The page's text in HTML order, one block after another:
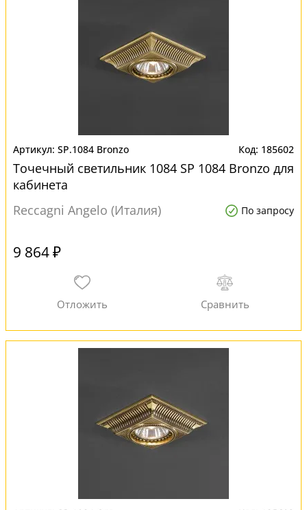
SP.1084 Bronzo 185602
Точечный светильник 1084 SP 1084 Bronzo для
кабинета
Reccagni Angelo (Италия)
По запросу
9 864 ₽